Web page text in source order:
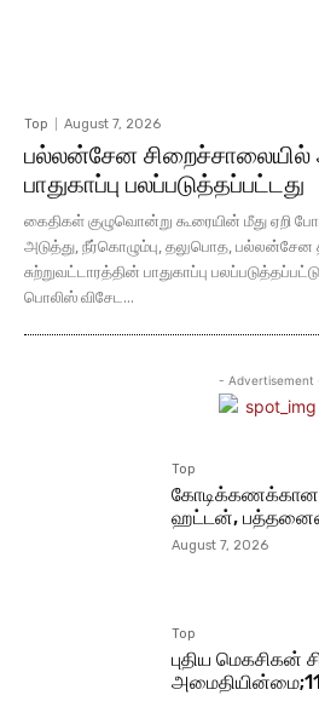
Top August 7, 2026
பல்லன்சேன
பாதுகாப்பு பலப்படுத்தப்பட்டது
கைதிகள் குழுவொன்று கூரையின் மீது ஏறி
அடுத்து, நீர்கொழும்பு, தலுபொத, பல்லன்சேன
சுற்றுவட்டாரத்தின் பாதுகாப்பு
பொலிஸ் விசேட...
- Advertisement
Top
ஹட்டன்,
August 7, 2026
Top
புதிய மெகசிகன்
அமைதியின்மை;11